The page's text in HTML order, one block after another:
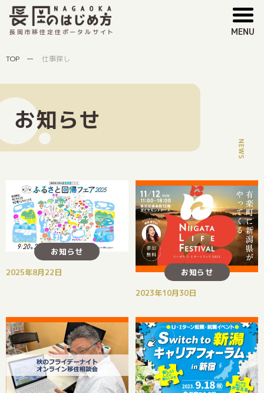
長岡市移住定住ポータルサイト MENU
TOP 仕事探し
お知らせ
お知らせ
2025年8月22日
お知らせ
2023年10月30日